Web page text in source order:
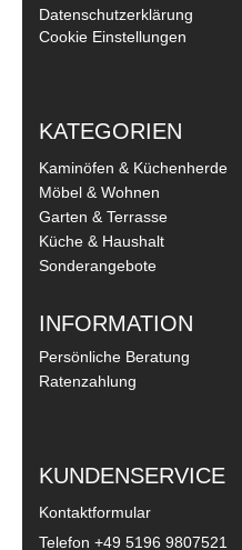
Datenschutzerklärung
Cookie Einstellungen
KATEGORIEN
Kaminöfen & Küchenherde
Möbel & Wohnen
Garten & Terrasse
Küche & Haushalt
Sonderangebote
INFORMATION
Persönliche Beratung
Ratenzahlung
KUNDENSERVICE
Kontaktformular
Telefon +49 5196 9807521